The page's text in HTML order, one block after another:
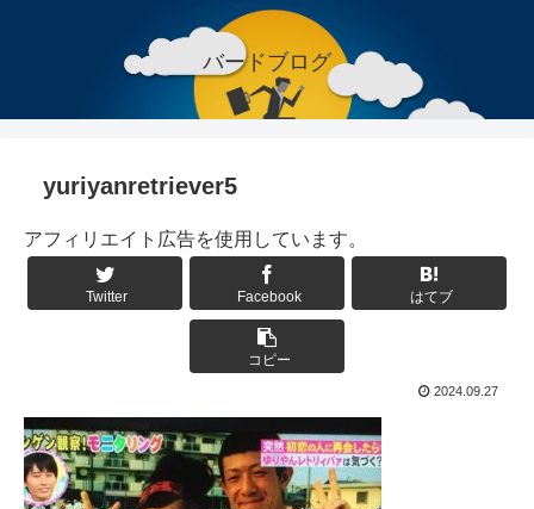
バードブログ
yuriyanretriever5
アフィリエイト広告を使用しています。
Twitter Facebook はてブ
コピー
2024.09.27